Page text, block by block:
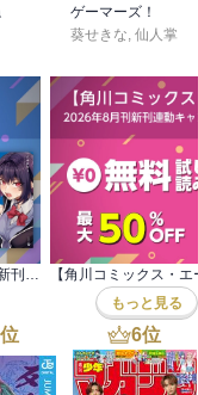
ゲーマーズ！
葵せきな,仙人掌
『楠木さんは高校デビューに失敗している』 新刊配信キャンペーン
もっと見る
位 6位